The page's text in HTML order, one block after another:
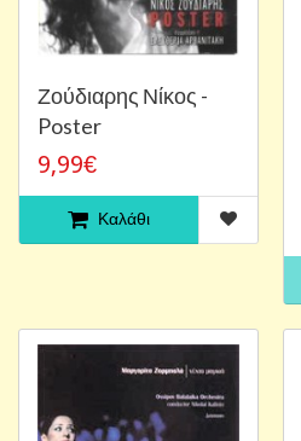
Ζούδιαρης Νίκος -
Poster
9,99€
Καλάθι